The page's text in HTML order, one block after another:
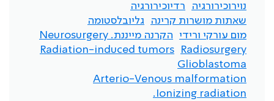
נוירוכירורגיה
רדיוכירורגיה
שאתות מושרות קרינה
גליובלסטומה
מום עורקי ורידי
הקרנה מייננת. Neurosurgery
Radiosurgery
Radiation-induced tumors
Glioblastoma
Arterio-Venous malformation
Ionizing radiation.